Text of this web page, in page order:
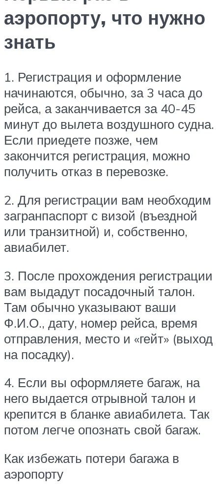
аэропорту, что нужно
знать
1. Регистрация и оформление
начинаются, обычно, за 3 часа до
рейса, а заканчивается за 40-45
минут до вылета воздушного судна.
Если приедете позже, чем
закончится регистрация, можно
получить отказ в перевозке.
2. Для регистрации вам необходим
загранпаспорт с визой (въездной
или транзитной) и, собственно,
авиабилет.
3. После прохождения регистрации
вам выдадут посадочный талон.
Там обычно указывают ваши
Ф.И.О., дату, номер рейса, время
отправления, место и «гейт» (выход
на посадку).
4. Если вы оформляете багаж, на
него выдается отрывной талон и
крепится в бланке авиабилета. Так
потом легче опознать свой багаж.
Как избежать потери багажа в
аэропорту